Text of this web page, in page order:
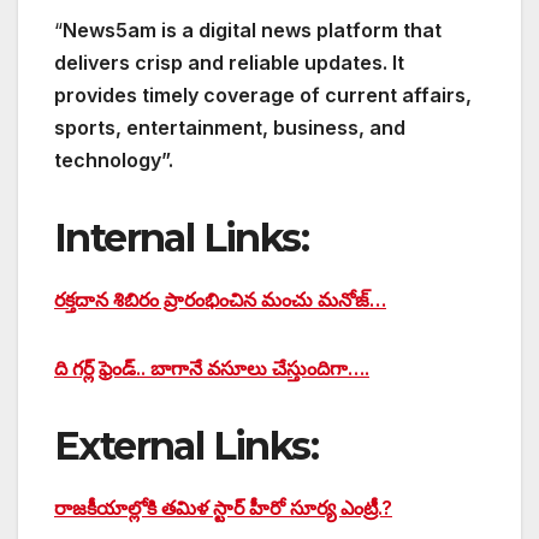
“News5am is a digital news platform that
delivers crisp and reliable updates. It
provides timely coverage of current affairs,
sports, entertainment, business, and
technology”.
Internal Links:
రక్తదాన శిబిరం ప్రారంభించిన మంచు మనోజ్…
ది గర్ల్ ఫ్రెండ్.. బాగానే వసూలు చేస్తుందిగా….
External Links:
రాజకీయాల్లోకి తమిళ స్టార్ హీరో సూర్య ఎంట్రీ.?